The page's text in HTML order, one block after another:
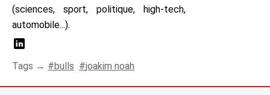
(sciences, sport, politique, high-tech,
automobile...).
Tags → bulls joakim noah